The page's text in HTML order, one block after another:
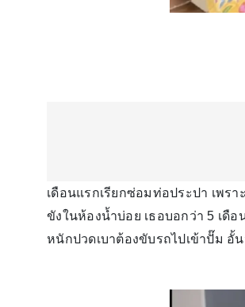
เดือนแรกเรียกซ่อมท่อประปา เพ
ขังในห้องน้ำบ่อย เธอบอกว่า 5 เ
หนักปวดเบาต้องขับรถไปเข้าปั๊ม อั้